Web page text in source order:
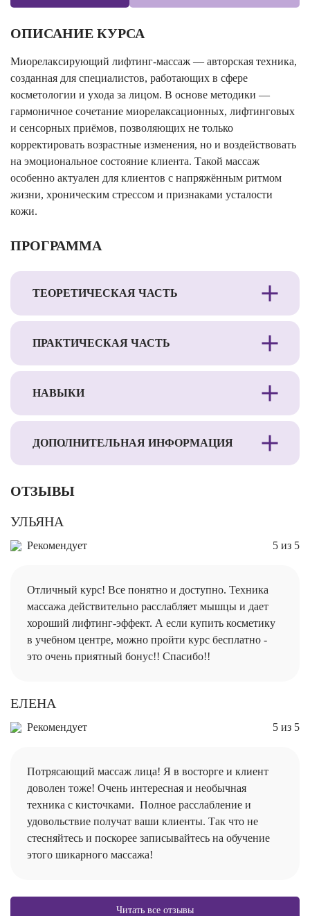
ОПИСАНИЕ КУРСА
Миорелаксирующий лифтинг-массаж — авторская техника,
созданная для специалистов, работающих в сфере
косметологии и ухода за лицом. В основе методики —
гармоничное сочетание миорелаксационных, лифтинговых
и сенсорных приёмов, позволяющих не только
корректировать возрастные изменения, но и воздействовать
на эмоциональное состояние клиента. Такой массаж
особенно актуален для клиентов с напряжённым ритмом
жизни, хроническим стрессом и признаками усталости
кожи.
ПРОГРАММА
ТЕОРЕТИЧЕСКАЯ ЧАСТЬ
ПРАКТИЧЕСКАЯ ЧАСТЬ
НАВЫКИ
ДОПОЛНИТЕЛЬНАЯ ИНФОРМАЦИЯ
ОТЗЫВЫ
УЛЬЯНА
Рекомендует 5 из 5
Отличный курс! Все понятно и доступно. Техника
массажа действительно расслабляет мышцы и дает
хороший лифтинг-эффект. А если купить косметику
в учебном центре, можно пройти курс бесплатно -
это очень приятный бонус!! Спасибо!!
ЕЛЕНА
Рекомендует 5 из 5
Потрясающий массаж лица! Я в восторге и клиент
доволен тоже! Очень интересная и необычная
техника с кисточками. Полное расслабление и
удовольствие получат ваши клиенты. Так что не
стесняйтесь и поскорее записывайтесь на обучение
этого шикарного массажа!
Читать все отзывы